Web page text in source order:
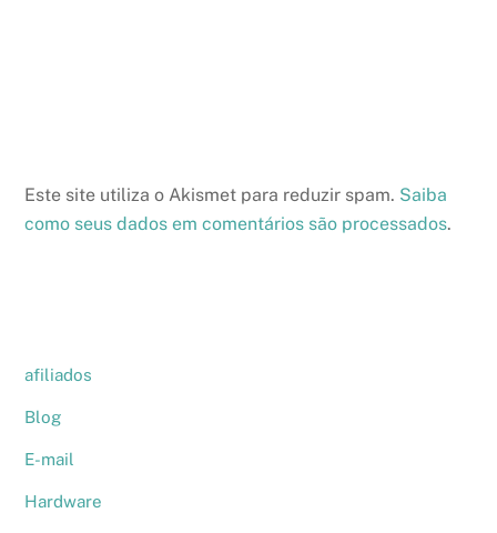
Este site utiliza o Akismet para reduzir spam. Saiba
como seus dados em comentários são processados.
afiliados
Blog
E-mail
Hardware